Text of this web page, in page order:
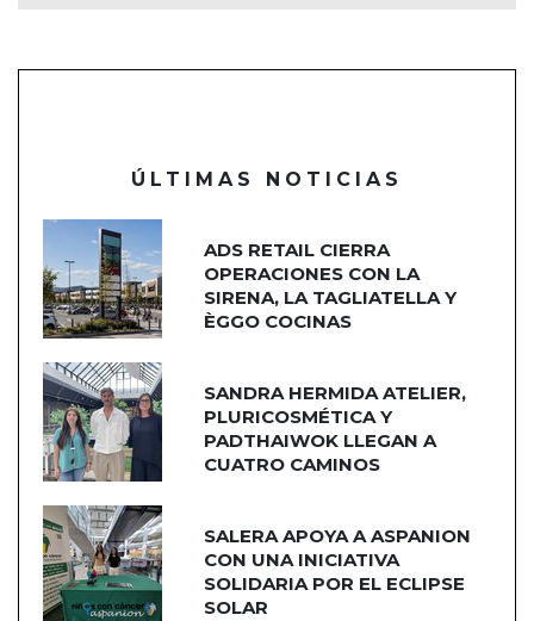
ÚLTIMAS NOTICIAS
ADS RETAIL CIERRA
OPERACIONES CON LA
SIRENA, LA TAGLIATELLA Y
ÈGGO COCINAS
SANDRA HERMIDA ATELIER,
PLURICOSMÉTICA Y
PADTHAIWOK LLEGAN A
CUATRO CAMINOS
SALERA APOYA A ASPANION
CON UNA INICIATIVA
SOLIDARIA POR EL ECLIPSE
SOLAR